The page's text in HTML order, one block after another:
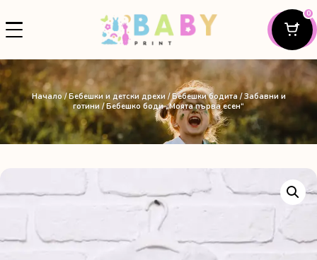
0
Начало/Бебешки и детски дрехи/Бебешки бодита/Забавни и
готини / Бебешко боди „Моята първа есен“